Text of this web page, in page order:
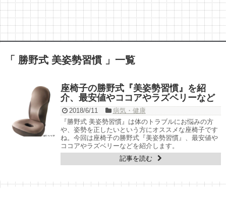
「 勝野式 美姿勢習慣 」一覧
座椅子の勝野式『美姿勢習慣』を紹
介、最安値やココアやラズベリーなど
2018/6/11
病気・健康
『勝野式 美姿勢習慣』は体のトラブルにお悩みの方
や、姿勢を正したいという方にオススメな座椅子です
ね。今回は座椅子の勝野式『美姿勢習慣』、最安値や
ココアやラズベリーなどを紹介します。
記事を読む